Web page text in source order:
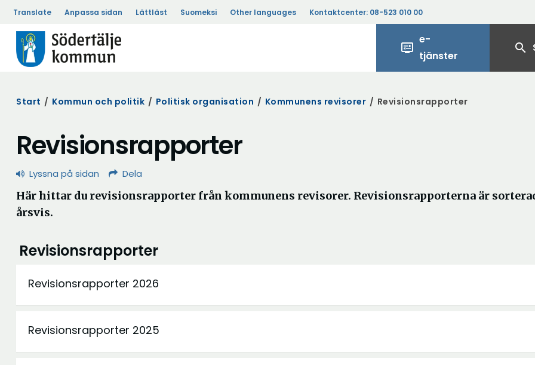
Translate Anpassa sidan Lättläst Suomeksi Other languages Kontaktcenter: 08-523 010 00
display_settings
e-
tjänster
search
Start / Kommun och politik / Politisk organisation / Kommunens revisorer / Revisionsrapporter
Revisionsrapporter
Lyssna på sidan Dela
Här hittar du revisionsrapporter från kommunens revisorer. Revisionsrapporterna är
årsvis.
Revisionsrapporter
Revisionsrapporter 2026
Revisionsrapporter 2025